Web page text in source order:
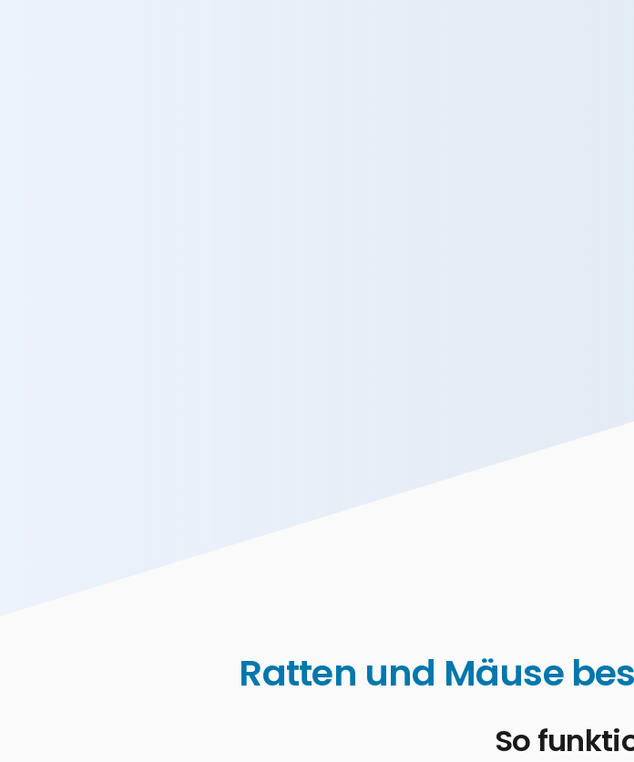
Ratten und Mäuse
So